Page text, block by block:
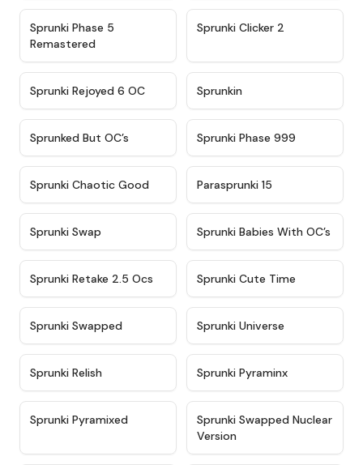
Sprunki Phase 5
Remastered
Sprunki Clicker 2
★ 4.4
Sprunki Rejoyed 6 OC Sprunkin
Sprunked But OC’s Sprunki Phase 999
★ 4.7
Sprunki Chaotic Good Parasprunki 15
Sprunki Swap ★ 4.8
Sprunki Babies With OC’s
★ 4.6
Sprunki Retake 2.5 Ocs Sprunki Cute Time
Sprunki Swapped Sprunki Universe
Sprunki Relish Sprunki Pyraminx
Sprunki Pyramixed ★ 4.4
Sprunki Swapped Nuclear
Version